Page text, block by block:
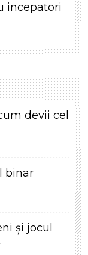
incepatori
devii cel
binar
și jocul